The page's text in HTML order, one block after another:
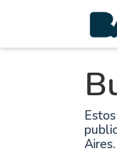
Aires.